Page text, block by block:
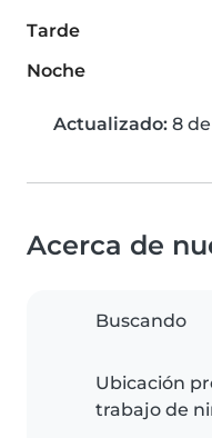
Tarde
Noche
Actualizado: 8
Acerca de
Buscando
Ubicación
trabajo de